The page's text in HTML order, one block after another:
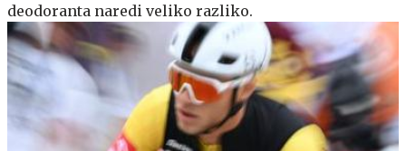
deodoranta naredi veliko razliko.